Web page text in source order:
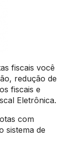
fiscais você
redução de
fiscais e
Eletrônica.
com
sistema de